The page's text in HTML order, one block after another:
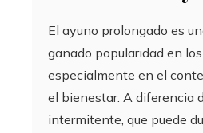
El ayuno prolongado es
ganado popularidad en
especialmente en el
el bienestar. A diferencia
intermitente, que puede